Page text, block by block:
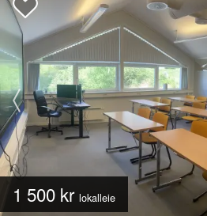
1 500 kr lokalleie